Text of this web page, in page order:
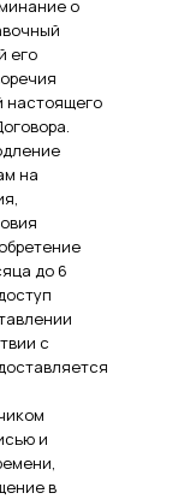
о
его
настоящего
на
до 6
с
и
в